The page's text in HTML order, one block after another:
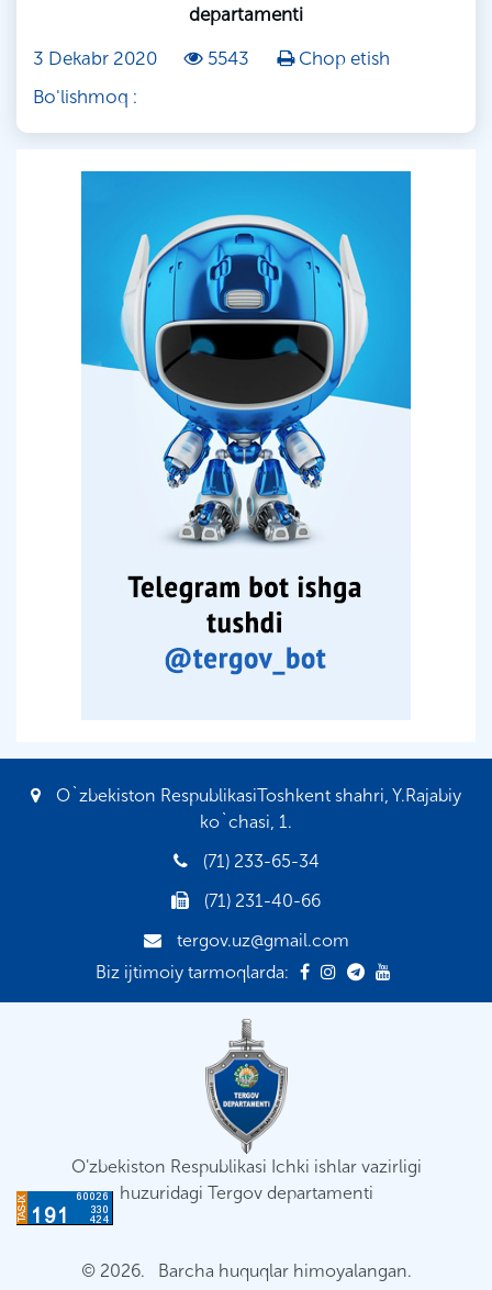
departamenti
3 Dekabr 2020
5543
Chop etish
Bo'lishmoq :
O`zbekiston RespublikasiToshkent shahri, Y.Rajabiy
ko`chasi, 1.
(71) 233-65-34
(71) 231-40-66
tergov.uz@gmail.com
Biz ijtimoiy tarmoqlarda:
O'zbekiston Respublikasi Ichki ishlar vazirligi
huzuridagi Tergov departamenti
© 2026. Barcha huquqlar himoyalangan.